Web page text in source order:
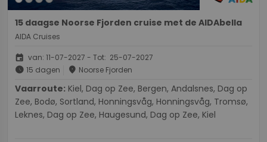
15 daagse Noorse Fjorden cruise met de AIDAbella
AIDA Cruises
event van: 11-07-2027 - Tot: 25-07-2027
schedule 15 dagen place Noorse Fjorden
Vaarroute:
Zee, Bodø, Sortland, Honningsvåg, Honningsvåg, Tromsø,
Leknes, Dag op Zee, Haugesund, Dag op Zee, Kiel